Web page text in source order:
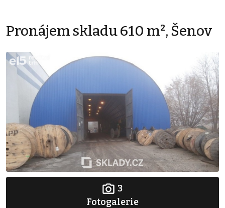
Pronájem skladu 610 m², Šenov
3
Fotogalerie